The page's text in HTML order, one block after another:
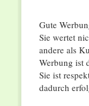
Gute
Sie wertet
andere als
Werbung ist
Sie ist
dadurch